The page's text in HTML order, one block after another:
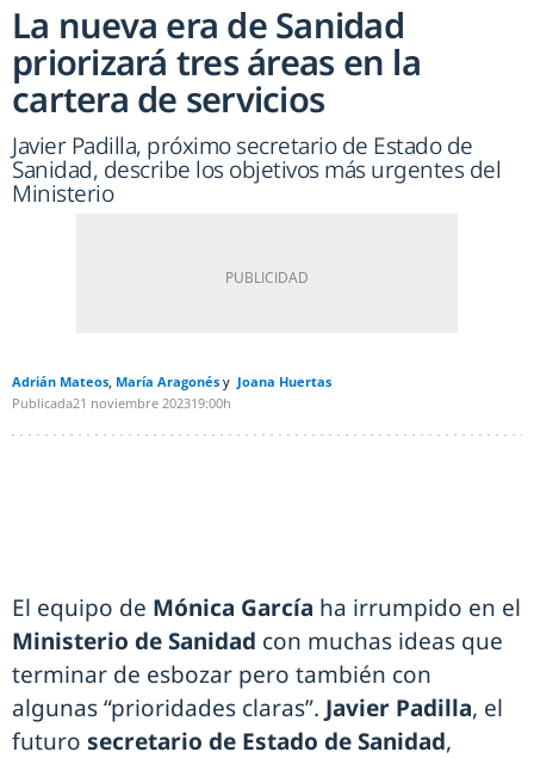
La nueva era de Sanidad
priorizará tres áreas en la
cartera de servicios
Javier Padilla, próximo secretario de Estado de
Sanidad, describe los objetivos más urgentes del
Ministerio
Adrián Mateos María Aragonés
Joana Huertas
Publicada21 noviembre 202319:00h
El equipo de Mónica García ha irrumpido en el
Ministerio de Sanidad con muchas ideas que
terminar de esbozar pero también con
algunas “prioridades claras”. Javier Padilla, el
futuro secretario de Estado de Sanidad,